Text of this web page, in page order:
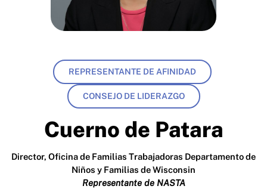
REPRESENTANTE DE AFINIDAD
CONSEJO DE LIDERAZGO
Cuerno de Patara
Director, Oficina de Familias Trabajadoras Departamento de
Niños y Familias de Wisconsin
Representante de NASTA